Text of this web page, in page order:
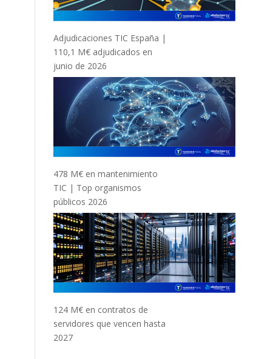
Adjudicaciones TIC España |
110,1 M€ adjudicados en
junio de 2026
478 M€ en mantenimiento
TIC | Top organismos
públicos 2026
124 M€ en contratos de
servidores que vencen hasta
2027